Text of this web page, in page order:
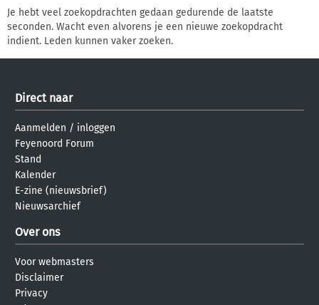
Je hebt veel zoekopdrachten gedaan gedurende de laatste
seconden. Wacht even alvorens je een nieuwe zoekopdracht
indient. Leden kunnen vaker zoeken.
Direct naar
Aanmelden / inloggen
Feyenoord Forum
Stand
Kalender
E-zine (nieuwsbrief)
Nieuwsarchief
Over ons
Voor webmasters
Disclaimer
Privacy